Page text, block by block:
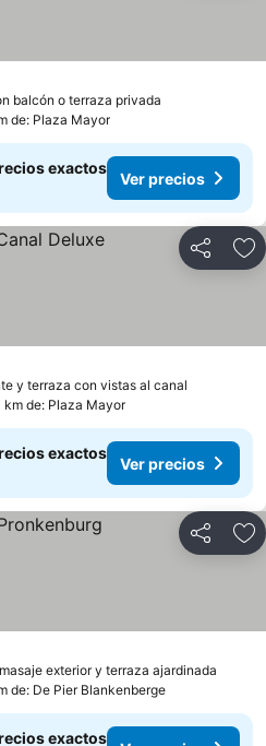
balcón o terraza privada
de: Plaza Mayor
exactos
Ver precios
Compartir
y terraza con vistas al canal
km de: Plaza Mayor
exactos
Ver precios
Compartir
exterior y terraza ajardinada
de: De Pier Blankenberge
exactos